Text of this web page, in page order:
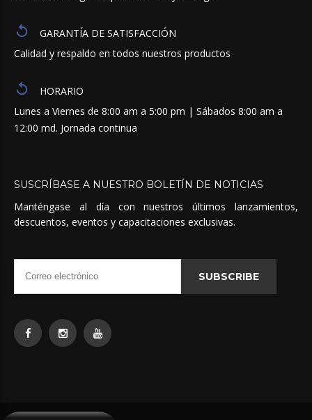
GARANTÍA DE SATISFACCIÓN
Calidad y respaldo en todos nuestros productos
HORARIO
Lunes a Viernes de 8:00 am a 5:00 pm | Sábados 8:00 am a
12:00 md. Jornada continua
SUSCRÍBASE A NUESTRO BOLETÍN DE NOTICIAS
Manténgase al día con nuestros últimos lanzamientos,
descuentos, eventos y capacitaciones exclusivas.
SUBSCRIBE